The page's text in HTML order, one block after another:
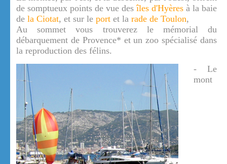
de somptueux points de vue desîles d'Hyères à la baie
de la Ciotat, et sur le port et la rade de Toulon,
Au sommet vous trouverez le mémorial du
débarquement de Provence* et un zoo spécialisé dans
la reproduction des félins.
- Le
mont